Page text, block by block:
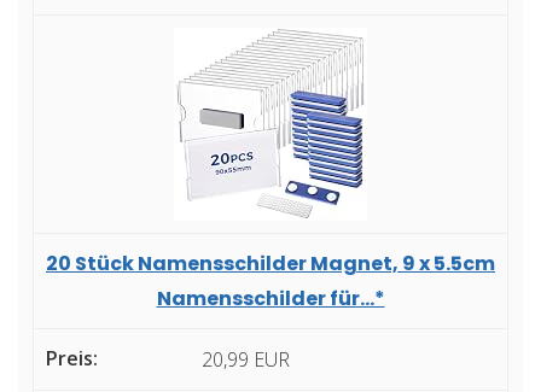
20 Stück Namensschilder Magnet, 9 x 5.5cm
Namensschilder für...*
20,99 EUR